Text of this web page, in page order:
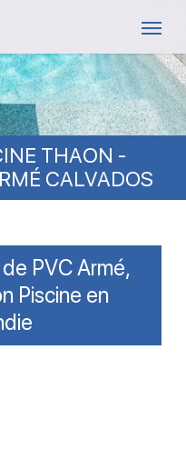
THAON -
CALVADOS
PVC Armé,
Piscine en